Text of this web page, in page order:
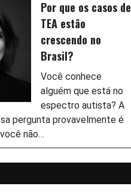
Por que os casos de
TEA estão
crescendo no
Brasil?
Você conhece
alguém que está no
espectro autista? A
pergunta provavelmente é
não…